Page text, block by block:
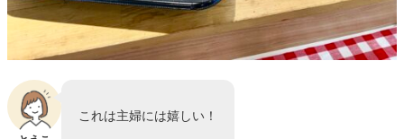
これは主婦には嬉しい！